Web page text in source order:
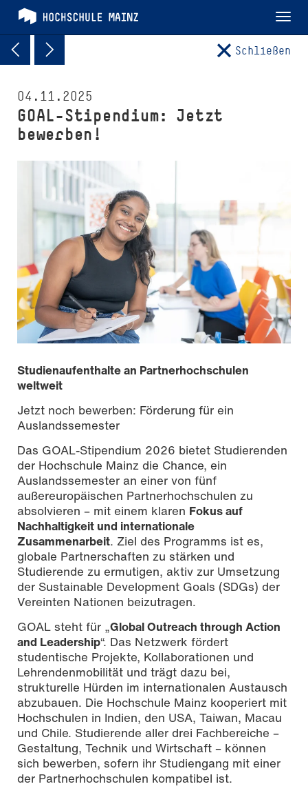
Schließen
04.11.2025
GOAL-Stipendium: Jetzt
bewerben!
Studienaufenthalte an Partnerhochschulen
weltweit
Jetzt noch bewerben: Förderung für ein
Auslandssemester
Das GOAL-Stipendium 2026 bietet Studierenden
der Hochschule Mainz die Chance, ein
Auslandssemester an einer von fünf
außereuropäischen Partnerhochschulen zu
absolvieren – mit einem klaren Fokus auf
Nachhaltigkeit und internationale
Zusammenarbeit. Ziel des Programms ist es,
globale Partnerschaften zu stärken und
Studierende zu ermutigen, aktiv zur Umsetzung
der Sustainable Development Goals (SDGs) der
Vereinten Nationen beizutragen.
GOAL steht für „Global Outreach through Action
and Leadership“. Das Netzwerk fördert
studentische Projekte, Kollaborationen und
Lehrendenmobilität und trägt dazu bei,
strukturelle Hürden im internationalen Austausch
abzubauen. Die Hochschule Mainz kooperiert mit
Hochschulen in Indien, den USA, Taiwan, Macau
und Chile. Studierende aller drei Fachbereiche –
Gestaltung, Technik und Wirtschaft – können
sich bewerben, sofern ihr Studiengang mit einer
der Partnerhochschulen kompatibel ist.